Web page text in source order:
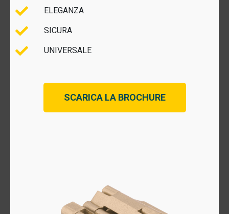
ELEGANZA
SICURA
UNIVERSALE
SCARICA LA BROCHURE